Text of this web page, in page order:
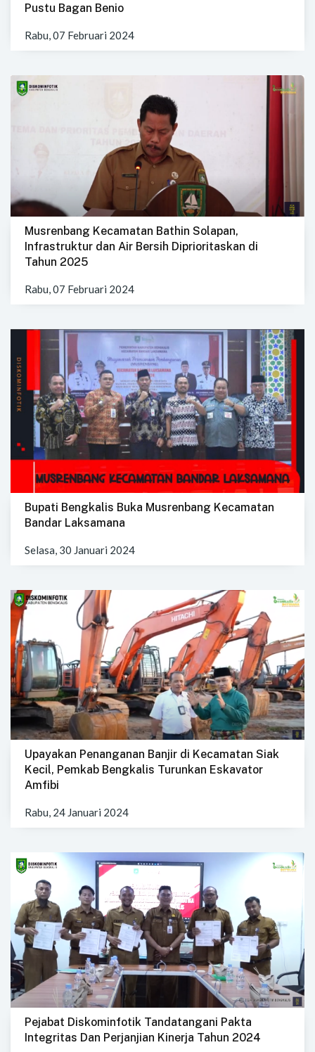
Pustu Bagan Benio
Rabu, 07 Februari 2024
Musrenbang Kecamatan Bathin Solapan,
Infrastruktur dan Air Bersih Diprioritaskan di
Tahun 2025
Rabu, 07 Februari 2024
Bupati Bengkalis Buka Musrenbang Kecamatan
Bandar Laksamana
Selasa, 30 Januari 2024
Upayakan Penanganan Banjir di Kecamatan Siak
Kecil, Pemkab Bengkalis Turunkan Eskavator
Amfibi
Rabu, 24 Januari 2024
Pejabat Diskominfotik Tandatangani Pakta
Integritas Dan Perjanjian Kinerja Tahun 2024